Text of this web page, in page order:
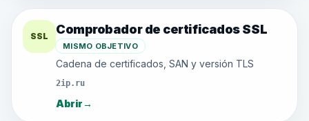
SSL Comprobador de certificados SSL
MISMO OBJETIVO
Cadena de certificados, SAN y versión TLS
2ip.ru
Abrir→